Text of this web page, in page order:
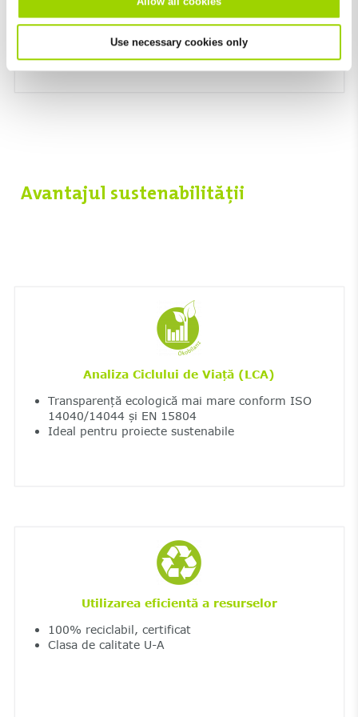
Use necessary cookies only
mult cerințele EN 1433
Avantajul sustenabilității
Analiza Ciclului de Viață (LCA)
Transparență ecologică mai mare conform ISO
14040/14044 și EN 15804
Ideal pentru proiecte sustenabile
Utilizarea eficientă a resurselor
100% reciclabil, certificat
Clasa de calitate U-A